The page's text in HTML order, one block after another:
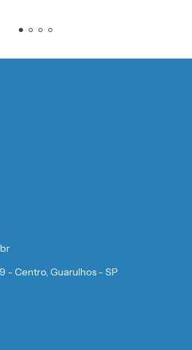
- Centro, Guarulhos - SP